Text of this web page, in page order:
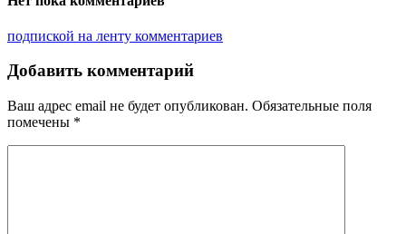
подпиской на ленту комментариев
Добавить комментарий
Ваш адрес email не будет опубликован. Обязательные поля
помечены *